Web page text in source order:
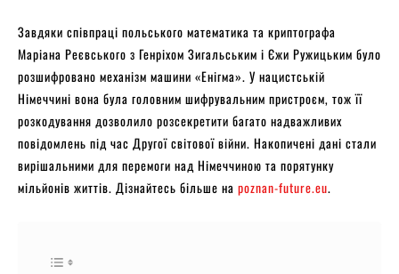
Завдяки співпраці польського математика та криптографа
Маріана Реєвського з Генріхом Зигальським і Єжи Ружицьким було
розшифровано механізм машини «Енігма». У нацистській
Німеччині вона була головним шифрувальним пристроєм, тож її
розкодування дозволило розсекретити багато надважливих
повідомлень під час Другої світової війни. Накопичені дані стали
вирішальними для перемоги над Німеччиною та порятунку
мільйонів життів. Дізнайтесь більше на poznan-future.eu.